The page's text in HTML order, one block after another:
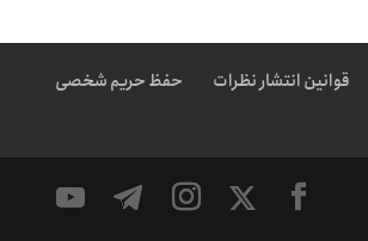
قوانین انتشار نظرات
حفظ حریم شخصی